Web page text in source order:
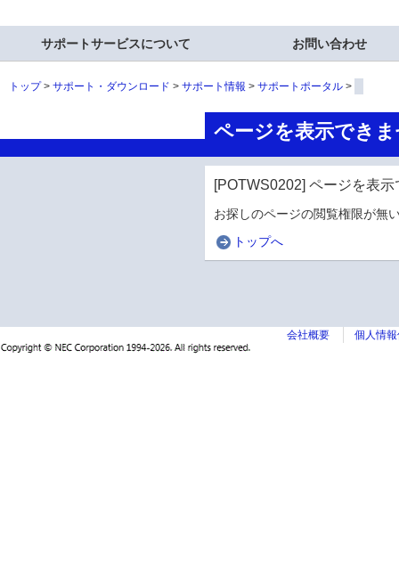
サポートサービスについて お問い合わせ
トップ サポート・ダウンロード サポート情報 サポートポータル
ページを表示でき
[POTWS0202] ページを表
お探しのページの閲覧権限が無
トップへ
会社概要 個人情